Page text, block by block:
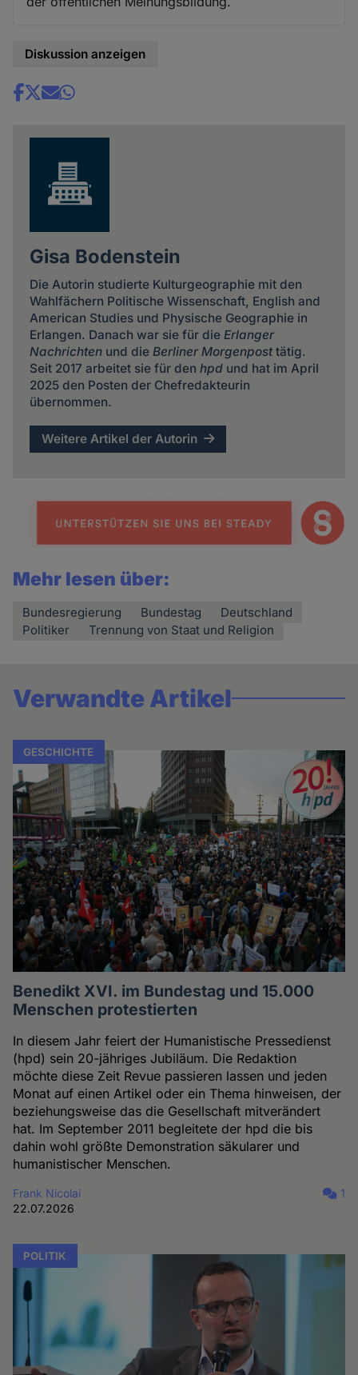
Diskussion anzeigen
Share
Gisa Bodenstein
Die Autorin studierte Kulturgeographie mit den
Wahlfächern Politische Wissenschaft, English and
American Studies und Physische Geographie in
Erlangen. Danach war sie für die Erlanger
Nachrichtenund die Berliner Morgenposttätig.
Seit 2017 arbeitet sie für den hpdund hat im April
2025 den Posten der Chefredakteurin
übernommen.
Weitere Artikel der Autorin
Mehr lesen über:
Bundesregierung Bundestag
Deutschland
Politiker
Trennung von Staat und Religion
Verwandte Artikel
GESCHICHTE
Benedikt XVI. im Bundestag und 15.000
Menschen protestierten
In diesem Jahr feiert der Humanistische Pressedienst
(hpd) sein 20-jähriges Jubiläum. Die Redaktion
möchte diese Zeit Revue passieren lassen und jeden
Monat auf einen Artikel oder ein Thema hinweisen, der
beziehungsweise das die Gesellschaft mitverändert
hat. Im September 2011 begleitete der hpd die bis
dahin wohl größte Demonstration säkularer und
humanistischer Menschen.
Frank Nicolai
22.07.2026
1
POLITIK